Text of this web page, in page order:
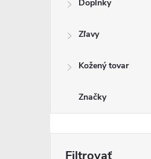
Doplnky
Zľavy
Kožený tovar
Značky